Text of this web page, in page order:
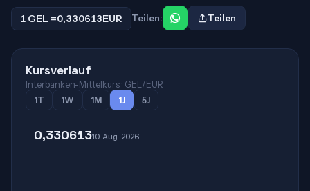
1 GEL =0,330613EUR Teilen: Teilen
Kursverlauf
Interbanken-Mittelkurs · GEL/EUR
1T
1W 1M 1J 5J
0,33061310. Aug. 2026